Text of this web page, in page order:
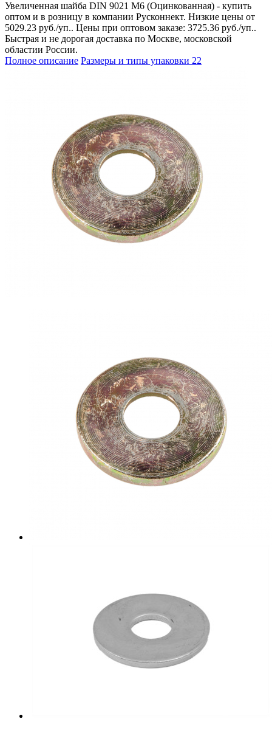
Увеличенная шайба DIN 9021 М6 (Оцинкованная) - купить
оптом и в розницу в компании Русконнект. Низкие цены от
5029.23 руб./уп.. Цены при оптовом заказе: 3725.36 руб./уп..
Быстрая и не дорогая доставка по Москве, московской
областии России.
Полное описание Размеры и типы упаковки 22